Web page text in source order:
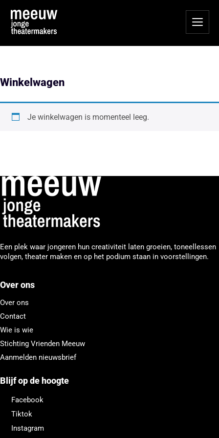
Winkelwagen
Je winkelwagen is momenteel leeg.
Een plek waar jongeren hun creativiteit laten groeien, toneellessen
volgen, theater maken en op het podium staan in voorstellingen.
Over ons
Over ons
Contact
Wie is wie
Stichting Vrienden Meeuw
Aanmelden nieuwsbrief
Blijf op de hoogte
Facebook
Tiktok
Instagram